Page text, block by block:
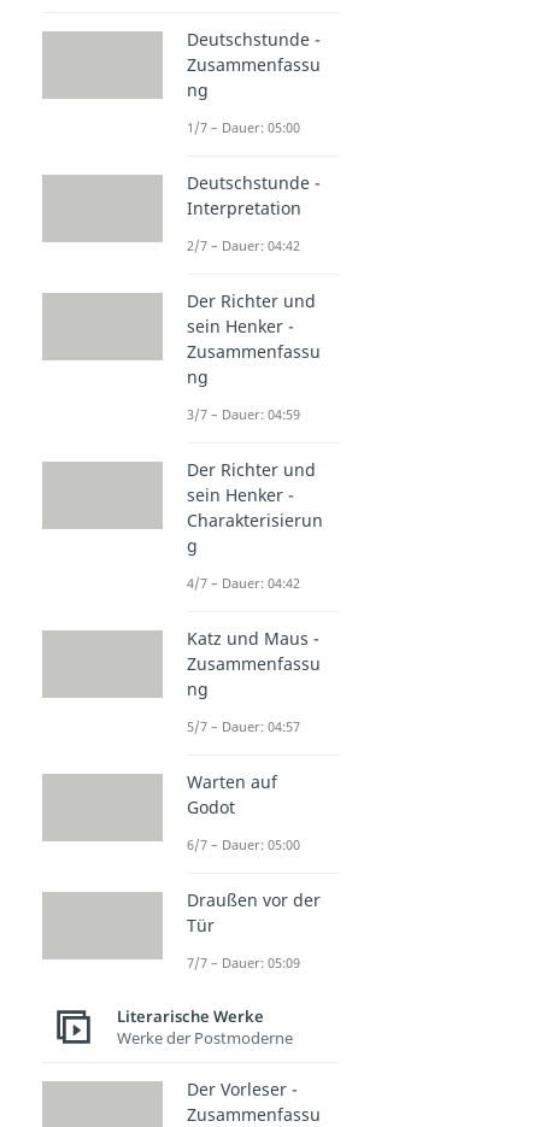
Deutschstunde -
Zusammenfassu
ng
1/7 – Dauer: 05:00
Deutschstunde -
Interpretation
2/7 – Dauer: 04:42
Der Richter und
sein Henker -
Zusammenfassu
ng
3/7 – Dauer: 04:59
Der Richter und
sein Henker -
Charakterisierun
g
4/7 – Dauer: 04:42
Katz und Maus -
Zusammenfassu
ng
5/7 – Dauer: 04:57
Warten auf
Godot
6/7 – Dauer: 05:00
Draußen vor der
Tür
7/7 – Dauer: 05:09
Literarische Werke
Werke der Postmoderne
Der Vorleser -
Zusammenfassu